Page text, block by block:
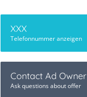
XXX
Telefonnummer anzeigen
Contact Ad Owner
Ask questions about offer